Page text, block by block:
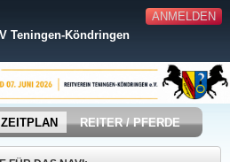
ANMELDEN
Teningen-Köndringen
ZEITPLAN REITER / PFERDE